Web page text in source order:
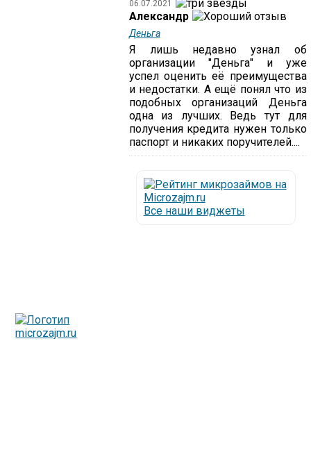
06.07.2021
Александр
Деньга
Я лишь недавно узнал об
организации "Деньга" и уже
успел оценить её преимущества
и недостатки. А ещё понял что из
подобных организаций Деньга
одна из лучших. Ведь тут для
получения кредита нужен только
паспорт и никаких поручителей....
Все наши виджеты